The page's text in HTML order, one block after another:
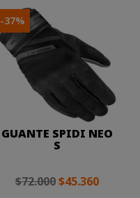
GUANTE SPIDI NEO
S
$72.000 $45.360
-37%